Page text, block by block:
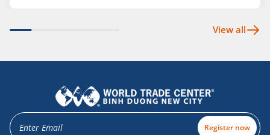
View all
Register now